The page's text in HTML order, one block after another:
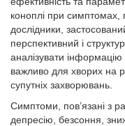
коноплі при симптомах,
дослідники,
перспективний і
аналізувати
важливо для хворих на
супутніх захворювань.
Симптоми, пов’язані з
депресію, безсоння,